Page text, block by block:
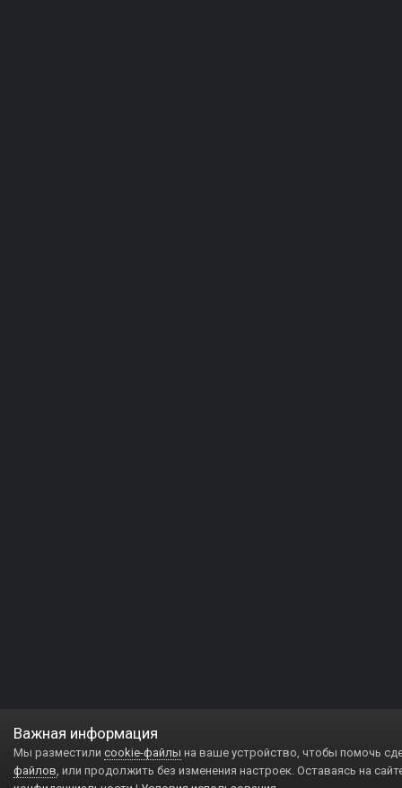
Важная информация
Мы разместили cookie-файлы на ваше устройство, чтобы помочь
файлов, или продолжить без изменения настроек. Оставаясь на